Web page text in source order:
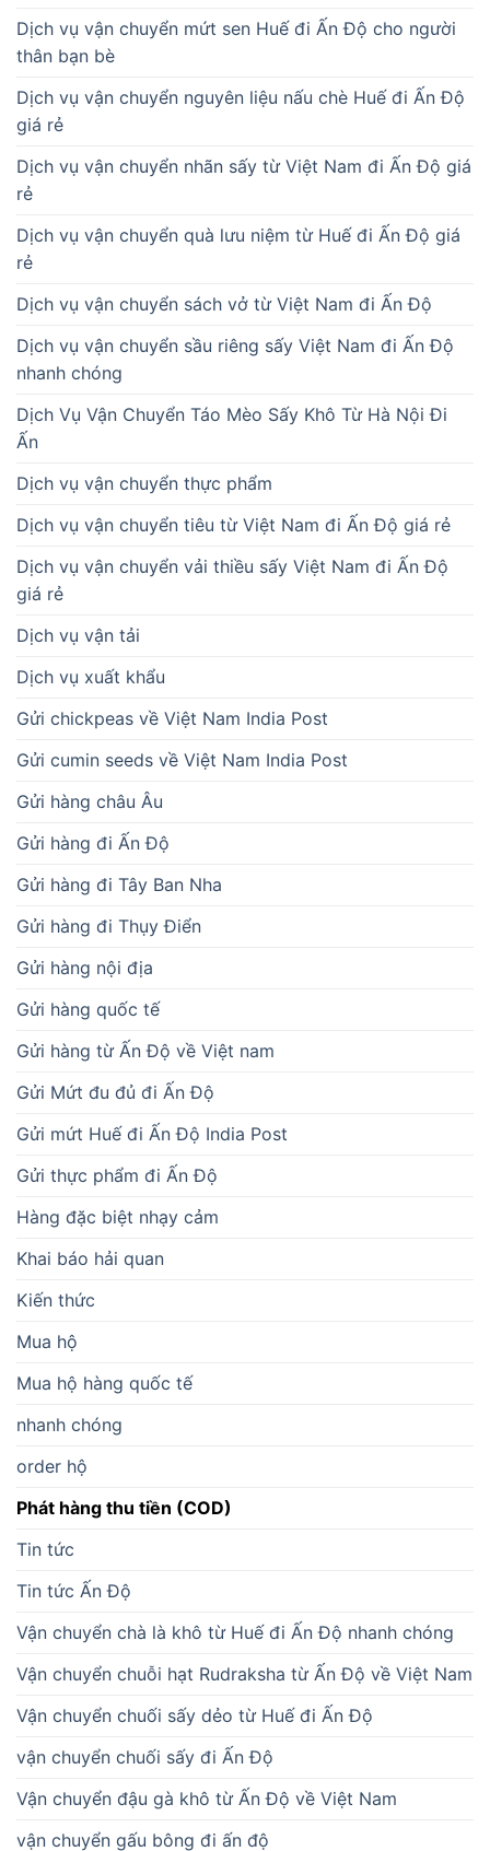
Dịch vụ vận chuyển mứt sen Huế đi Ấn Độ cho người
thân bạn bè
Dịch vụ vận chuyển nguyên liệu nấu chè Huế đi Ấn Độ
giá rẻ
Dịch vụ vận chuyển nhãn sấy từ Việt Nam đi Ấn Độ giá
rẻ
Dịch vụ vận chuyển quà lưu niệm từ Huế đi Ấn Độ giá
rẻ
Dịch vụ vận chuyển sách vở từ Việt Nam đi Ấn Độ
Dịch vụ vận chuyển sầu riêng sấy Việt Nam đi Ấn Độ
nhanh chóng
Dịch Vụ Vận Chuyển Táo Mèo Sấy Khô Từ Hà Nội Đi
Ấn
Dịch vụ vận chuyển thực phẩm
Dịch vụ vận chuyển tiêu từ Việt Nam đi Ấn Độ giá rẻ
Dịch vụ vận chuyển vải thiều sấy Việt Nam đi Ấn Độ
giá rẻ
Dịch vụ vận tải
Dịch vụ xuất khẩu
Gửi chickpeas về Việt Nam India Post
Gửi cumin seeds về Việt Nam India Post
Gửi hàng châu Âu
Gửi hàng đi Ấn Độ
Gửi hàng đi Tây Ban Nha
Gửi hàng đi Thụy Điển
Gửi hàng nội địa
Gửi hàng quốc tế
Gửi hàng từ Ấn Độ về Việt nam
Gửi Mứt đu đủ đi Ấn Độ
Gửi mứt Huế đi Ấn Độ India Post
Gửi thực phẩm đi Ấn Độ
Hàng đặc biệt nhạy cảm
Khai báo hải quan
Kiến thức
Mua hộ
Mua hộ hàng quốc tế
nhanh chóng
order hộ
Phát hàng thu tiền (COD)
Tin tức
Tin tức Ấn Độ
Vận chuyển chà là khô từ Huế đi Ấn Độ nhanh chóng
Vận chuyển chuỗi hạt Rudraksha từ Ấn Độ về Việt Nam
Vận chuyển chuối sấy dẻo từ Huế đi Ấn Độ
vận chuyển chuối sấy đi Ấn Độ
Vận chuyển đậu gà khô từ Ấn Độ về Việt Nam
vận chuyển gấu bông đi ấn độ